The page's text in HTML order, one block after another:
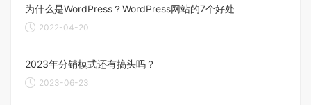
为什么是WordPress？WordPress网站的7个好处
2022-04-20
2023年分销模式还有搞头吗？
2023-06-23